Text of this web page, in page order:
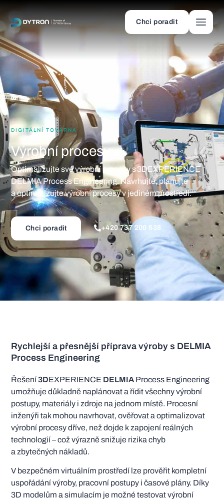
Chci poradit
DIGITÁLNÍ TOVÁRNA
Výrobní procesy
Optimalizujte své výrobní procesy s 3DEXPERIENCE
DELMIA Process Engineering. Navrhujte, plánujte
a optimalizujte výrobní procesy v jediném prostředí.
Chci poradit +420 737 200 538
Rychlejší a přesnější příprava výroby s DELMIA
Process Engineering
Řešení3DEXPERIENCE DELMIA Process Engineering
umožňuje důkladně naplánovat a řídit všechny výrobní
postupy, materiály i zdroje na jednom místě. Procesní
inženýři tak mohou navrhovat, ověřovat a optimalizovat
výrobní procesy dříve, než dojde k zapojení reálných
technologií – což výrazně snižuje rizika chyb
a zbytečných nákladů.
V bezpečném virtuálním prostředí lze prověřit kompletní
uspořádání výroby, pracovní postupy i časové plány. Díky
3D modelům a simulacím je možné testovat výrobní